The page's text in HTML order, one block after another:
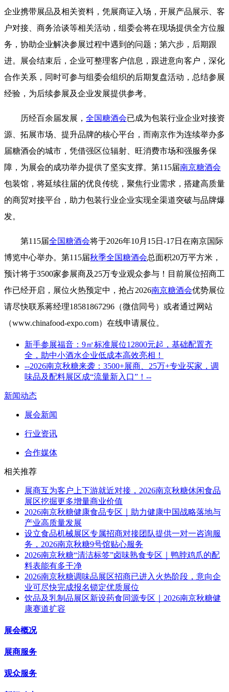
企业携带展品及相关资料，凭展商证入场，开展产品展示、客
户对接、商务洽谈等相关活动，组委会将在现场提供全方位服
务，协助企业解决参展过程中遇到的问题；第六步，后期跟
进。展会结束后，企业可整理客户信息，跟进意向客户，深化
合作关系，同时可参与组委会组织的后期复盘活动，总结参展
经验，为后续参展及企业发展提供参考。
历经百余届发展， 全国糖酒会已成为包装行业企业对接资
源、拓展市场、提升品牌的核心平台，而南京作为连续举办多
届糖酒会的城市，凭借强区位辐射、旺消费市场和强服务保
障，为展会的成功举办提供了坚实支撑。第115届南京糖酒会
包装馆，将延续往届的优良传统，聚焦行业需求，搭建高质量
的商贸对接平台，助力包装行业企业实现全渠道突破与品牌爆
发。
第115届全国糖酒会将于2026年10月15日-17日在南京国际
博览中心举办。第115届秋季全国糖酒会总面积20万平方米，
预计将于3500家参展商及25万专业观众参与！目前展位招商工
作已经开启，展位火热预定中，抢占2026南京糖酒会优势展位
请尽快联系蒋经理18581867296（微信同号）或者通过网站
（www.chinafood-expo.com）在线申请展位。
新手参展福音：9㎡标准展位12800元起，基础配置齐
全，助中小酒水企业低成本高效亮相！
--2026南京秋糖来袭：3500+展商、25万+专业买家，调
味品及配料展区成“流量新入口”！--
新闻动态
展会新闻
行业资讯
合作媒体
相关推荐
展商互为客户上下游就近对接，2026南京秋糖休闲食品
展区挖掘更多增量商业价值
2026南京秋糖健康食品专区｜助力健康中国战略落地与
产业高质量发展
设立食品机械展区专属招商对接团队提供一对一咨询服
务，2026南京秋糖9号馆贴心服务
2026南京秋糖“清洁标签”卤味熟食专区｜鸭脖鸡爪的配
料表能有多干净
2026南京秋糖调味品展区招商已进入火热阶段，意向企
业可尽快完成报名锁定优质展位
饮品及乳制品展区新设药食同源专区｜2026南京秋糖健
康赛道扩容
展会概况
展商服务
观众服务